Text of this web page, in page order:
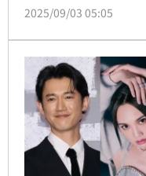
化國家主權或唱和武
貼出身穿國軍戰袍的
友們大讚「邰哥根本
2025/09/03 05:05